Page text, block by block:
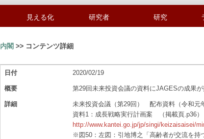
見える化 研究者 研究
内閣 >> コンテンツ詳細
日付 2020/02/19
概要 第29回未来投資会議の資料にJAGESの成果
詳細
未来投資会議（第29回） 配布資料（令和元
資料1：成長戦略実行計画案 （掲載頁.p36）
http://www.kantei.go.jp/jp/singi/keizaisaisei/
※図50：左図：引地博之「高齢者が交流を持